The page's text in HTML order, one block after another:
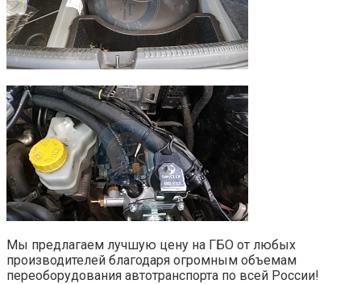
Мы предлагаем лучшую цену на ГБО от любых
производителей благодаря огромным объемам
переоборудования автотранспорта по всей России!